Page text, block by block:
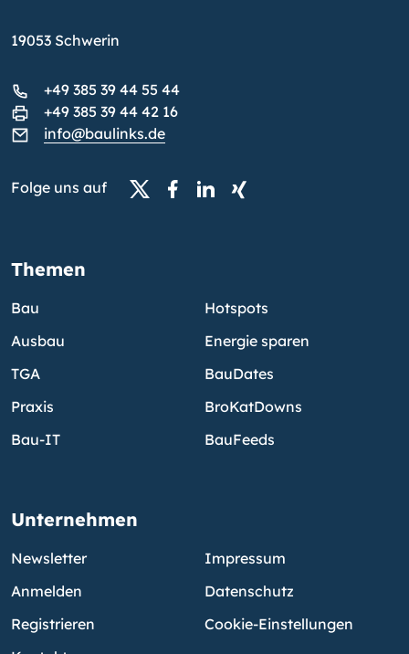
19053 Schwerin
+49 385 39 44 55 44
+49 385 39 44 42 16
info@baulinks.de
Folge uns auf
Themen
Bau
Ausbau
TGA
Praxis
Bau-IT
Hotspots
Energie sparen
BauDates
BroKatDowns
BauFeeds
Unternehmen
Newsletter
Anmelden
Registrieren
Impressum
Datenschutz
Cookie-Einstellungen